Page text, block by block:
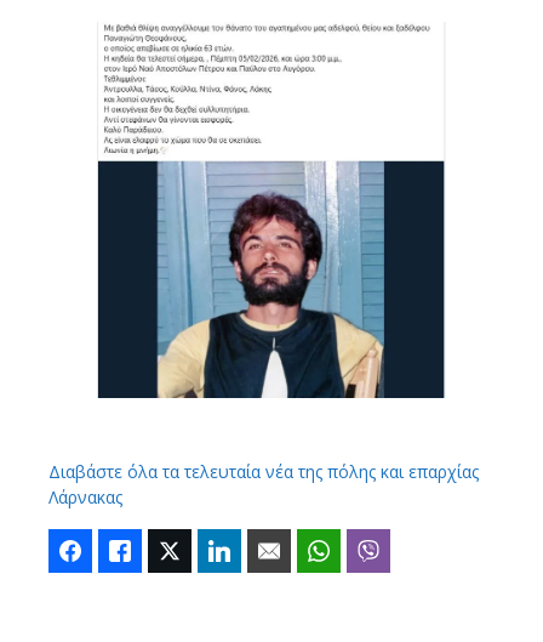
Διαβάστε όλα τα τελευταία νέα της πόλης και επαρχίας
Λάρνακας
FacebookLike Twitter LinkedIn Email WhatsApp